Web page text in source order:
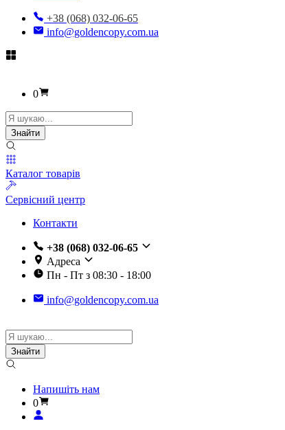
+38 (068) 032-06-65
info@goldencopy.com.ua
0
Пошук
товарів
Знайти
Каталог товарів
Сервісний центр
Контакти
+38 (068) 032-06-65
Адреса
Пн - Пт з 08:30 - 18:00
info@goldencopy.com.ua
Пошук
товарів
Знайти
Напишіть нам
0